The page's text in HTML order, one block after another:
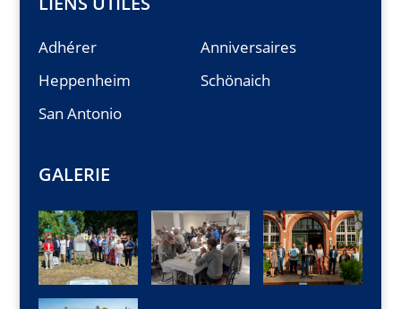
Adhérer
Anniversaires
Heppenheim
Schönaich
San Antonio
GALERIE